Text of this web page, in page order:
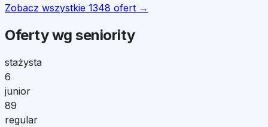
Zobacz wszystkie 1348 ofert →
Oferty wg seniority
stażysta
6
junior
89
regular